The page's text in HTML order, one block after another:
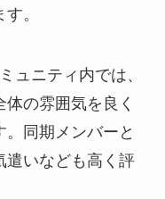
。
ュニティ内では、
の雰囲気を良く
。同期メンバーと
遣いなども高く評